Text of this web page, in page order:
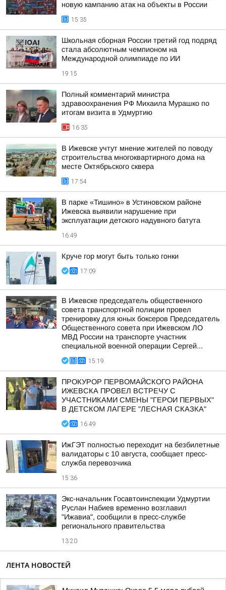
новую кампанию атак на объекты в России
15:35
Школьная сборная России третий год подряд
стала абсолютным чемпионом на
Международной олимпиаде по ИИ
19:15
Полный комментарий министра
здравоохранения РФ Михаила Мурашко по
итогам визита в Удмуртию
16:35
В Ижевске учтут мнение жителей по поводу
строительства многоквартирного дома на
месте Октябрьского сквера
17:54
В парке «Тишино» в Устиновском районе
Ижевска выявили нарушение при
эксплуатации детского надувного батута
16:49
Круче гор могут быть только гонки
17:09
В Ижевске председатель общественного
совета транспортной полиции провел
тренировку для юных боксеров Председатель
Общественного совета при Ижевском ЛО
МВД России на транспорте участник
специальной военной операции Сергей...
15:19
ПРОКУРОР ПЕРВОМАЙСКОГО РАЙОНА
ИЖЕВСКА ПРОВЕЛ ВСТРЕЧУ С
УЧАСТНИКАМИ СМЕНЫ "ГЕРОИ ПЕРВЫХ"
В ДЕТСКОМ ЛАГЕРЕ "ЛЕСНАЯ СКАЗКА"
16:49
ИжГЭТ полностью переходит на безбилетные
валидаторы с 10 августа, сообщает пресс-
служба перевозчика
15:36
Экс-начальник Госавтоинспекции Удмуртии
Руслан Набиев временно возглавил
"Ижавиа", сообщили в пресс-службе
регионального правительства
13:20
ЛЕНТА НОВОСТЕЙ